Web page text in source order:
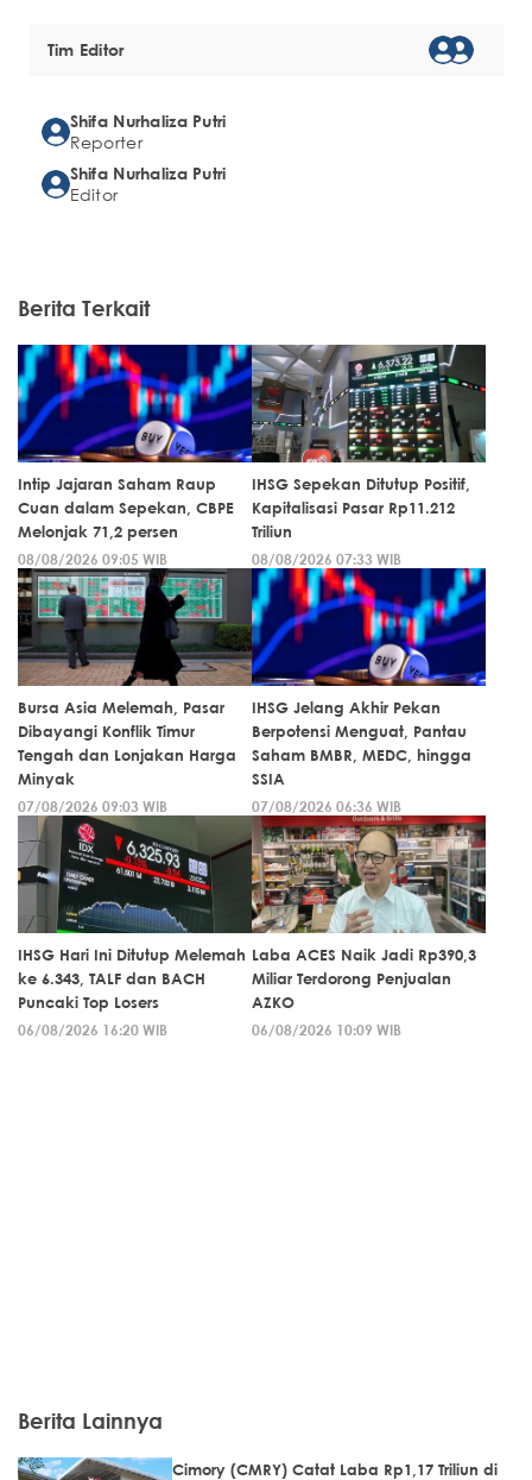
Tim Editor
Shifa Nurhaliza Putri
Reporter
Shifa Nurhaliza Putri
Editor
Berita Terkait
Intip Jajaran Saham Raup
Cuan dalam Sepekan, CBPE
Melonjak 71,2 persen
08/08/2026 09:05 WIB
IHSG Sepekan Ditutup Positif,
Kapitalisasi Pasar Rp11.212
Triliun
08/08/2026 07:33 WIB
Bursa Asia Melemah, Pasar
Dibayangi Konflik Timur
Tengah dan Lonjakan Harga
Minyak
07/08/2026 09:03 WIB
IHSG Jelang Akhir Pekan
Berpotensi Menguat, Pantau
Saham BMBR, MEDC, hingga
SSIA
07/08/2026 06:36 WIB
IHSG Hari Ini Ditutup Melemah
ke 6.343, TALF dan BACH
Puncaki Top Losers
06/08/2026 16:20 WIB
Laba ACES Naik Jadi Rp390,3
Miliar Terdorong Penjualan
AZKO
06/08/2026 10:09 WIB
Berita Lainnya
Cimory (CMRY) Catat Laba Rp1,17 Triliun di